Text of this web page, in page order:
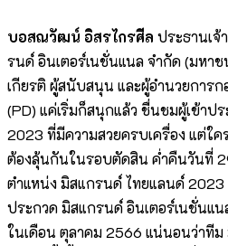
บอสณวัฒน์ อิสรไกรศีล ประธานเ
รนด์ อินเตอร์เนชั่นแนล จำกัด (มหา
เกียรติ ผู้สนับสนุน และผู้อำนวยการ
(PD) แค่เริ่มก็สนุกแล้ว ชื่นชมผู้เข้าป
2023 ที่มีความสวยครบเครื่อง แต่ใ
ต้องลุ้นกันในรอบตัดสิน ค่ำคืนวันที่
ตำแหน่ง มิสแกรนด์ ไทยแลนด์ 2023
ประกวด มิสแกรนด์ อินเตอร์เนชั่นแ
ในเดือน ตุลาคม 2566 แน่นอนว่าที